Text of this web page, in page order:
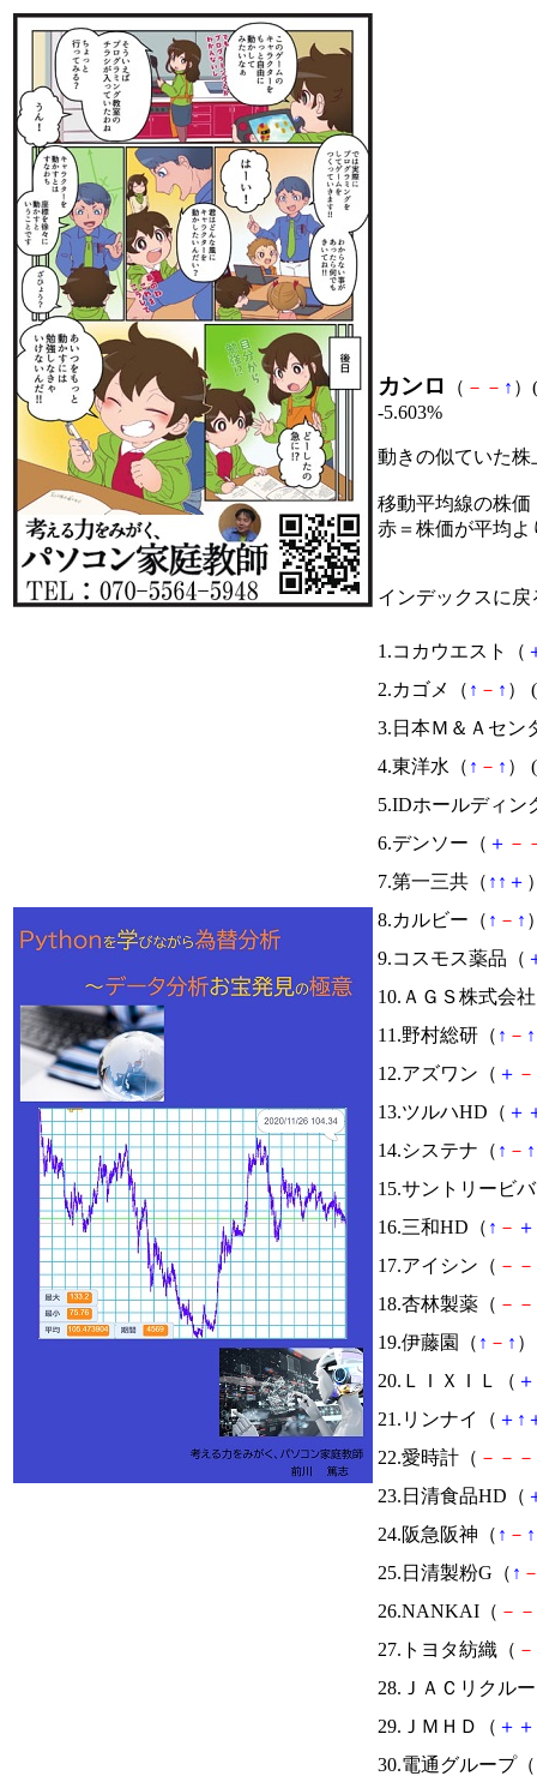
カンロ （ － － ↑
-5.603%
動きの似ていた
移動平均線の株価
赤＝株価が平均
インデックスに戻
1.コカウエスト（
2.カゴメ（ ↑ － ↑ ） (
3.日本Ｍ＆Ａセン
4.東洋水（ ↑ － ↑ ） (
5.IDホールディン
6.デンソー（ ＋ －
7.第一三共（ ↑ ↑ ＋
8.カルビー（ ↑ － ↑
9.コスモス薬品（
10.ＡＧＳ株式会
11.野村総研（ ↑ － ↑
12.アズワン（ ＋ －
13.ツルハHD（ ＋
14.システナ（ ↑ － ↑
15.サントリービ
16.三和HD（ ↑ － ＋
17.アイシン（ － －
18.杏林製薬（ － －
19.伊藤園（ ↑ － ↑
20.ＬＩＸＩＬ（ ＋
21.リンナイ（ ＋ ↑
22.愛時計（ － － －
23.日清食品HD（
24.阪急阪神（ ↑ － ↑
25.日清製粉G（ ↑
26.NANKAI（ － －
27.トヨタ紡織（ －
28.ＪＡＣリクル
29.ＪＭＨＤ（ ＋ ＋
30.電通グループ（